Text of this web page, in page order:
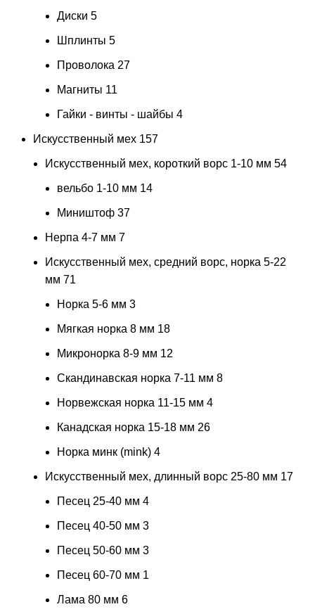
Диски 5
Шплинты 5
Проволока 27
Магниты 11
Гайки - винты - шайбы 4
Искусственный мех 157
Искусственный мех, короткий ворс 1-10 мм 54
вельбо 1-10 мм 14
Миништоф 37
Нерпа 4-7 мм 7
Искусственный мех, средний ворс, норка 5-22
мм 71
Норка 5-6 мм 3
Мягкая норка 8 мм 18
Микронорка 8-9 мм 12
Скандинавская норка 7-11 мм 8
Норвежская норка 11-15 мм 4
Канадская норка 15-18 мм 26
Норка минк (mink) 4
Искусственный мех, длинный ворс 25-80 мм 17
Песец 25-40 мм 4
Песец 40-50 мм 3
Песец 50-60 мм 3
Песец 60-70 мм 1
Лама 80 мм 6